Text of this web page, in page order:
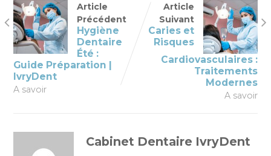
Article
Précédent
Hygiène
Dentaire
Été :
Guide Préparation |
IvryDent
A savoir
Article
Suivant
Caries et
Risques
Cardiovasculaires :
Traitements
Modernes
A savoir
Cabinet Dentaire IvryDent